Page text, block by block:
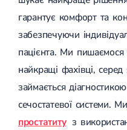
гарантує комфорт та
забезпечуючи
пацієнта. Ми
найкращі фахівці, серед
займається
сечостатевої системи.
простатиту з